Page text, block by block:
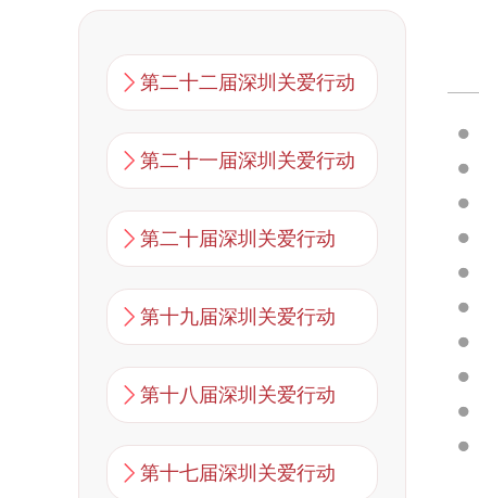
第二十二届深圳关爱行动
第二十一届深圳关爱行动
第二十届深圳关爱行动
第十九届深圳关爱行动
第十八届深圳关爱行动
第十七届深圳关爱行动